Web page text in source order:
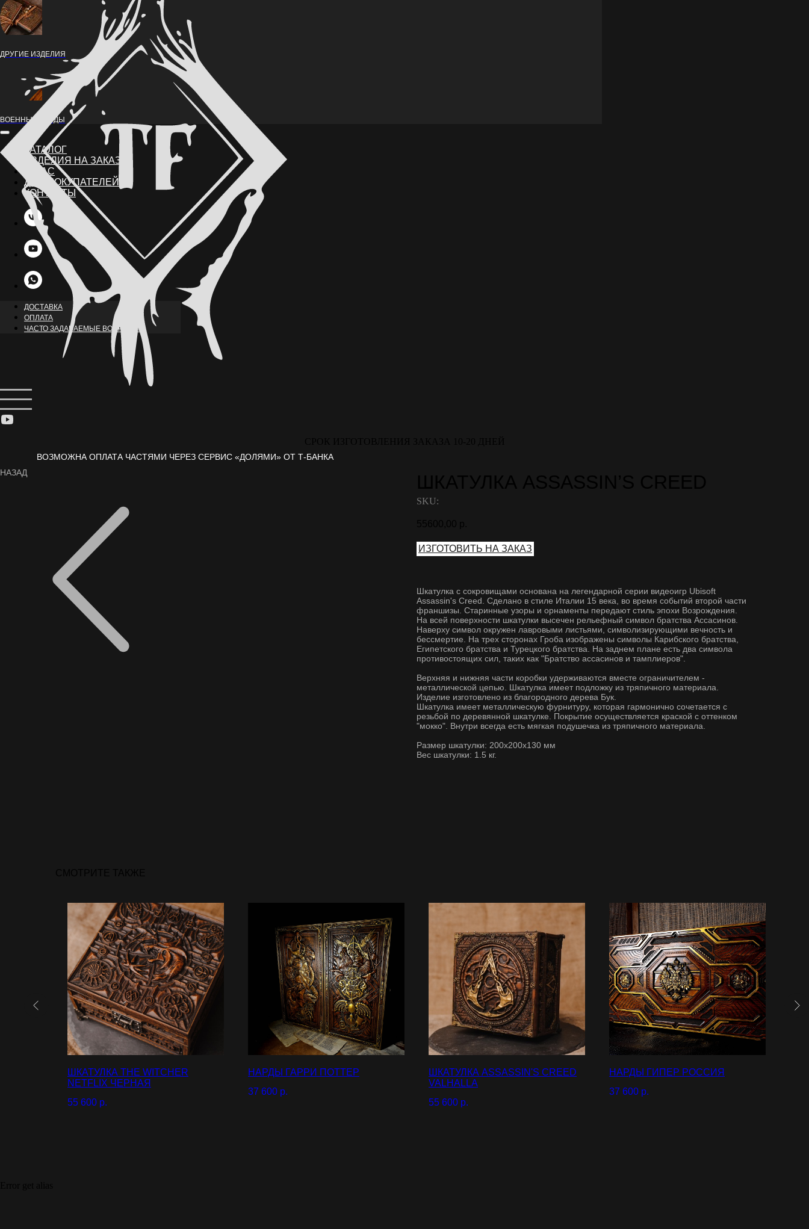
ВОЗМОЖНА ОПЛАТА ЧАСТЯМИ ЧЕРЕЗ СЕРВИС «ДОЛЯМИ» ОТ Т-БАНКА
ДРУГИЕ ИЗДЕЛИЯ
ВОЕННЫЕ НАРДЫ
КАТАЛОГ
ИЗДЕЛИЯ НА ЗАКАЗ
О НАС
ДЛЯ ПОКУПАТЕЛЕЙ
КОНТАКТЫ
ДОСТАВКА
ОПЛАТА
ЧАСТО ЗАДАВАЕМЫЕ ВОПРОСЫ
НАЗАД
SKU:
ИЗГОТОВИТЬ НА ЗАКАЗ
Шкатулка с сокровищами основана на легендарной серии видеоигр Ubisoft
Assassin's Creed. Сделано в стиле Италии 15 века, во время событий второй части
франшизы. Старинные узоры и орнаменты передают стиль эпохи Возрождения.
На всей поверхности шкатулки высечен рельефный символ братства Ассасинов.
Наверху символ окружен лавровыми листьями, символизирующими вечность и
бессмертие. На трех сторонах Гроба изображены символы Карибского братства,
Египетского братства и Турецкого братства. На заднем плане есть два символа
противостоящих сил, таких как "Братство ассасинов и тамплиеров".
Верхняя и нижняя части коробки удерживаются вместе ограничителем -
металлической цепью. Шкатулка имеет подложку из тряпичного материала.
Изделие изготовлено из благородного дерева Бук.
Шкатулка имеет металлическую фурнитуру, которая гармонично сочетается с
резьбой по деревянной шкатулке. Покрытие осуществляется краской с оттенком
"мокко". Внутри всегда есть мягкая подушечка из тряпичного материала.
Размер шкатулки: 200x200x130 мм
Вес шкатулки: 1.5 кг.
ШКАТУЛКА THE WITCHER
NETFLIX ЧЕРНАЯ
55 600 р.
НАРДЫ ГАРРИ ПОТТЕР
37 600 р.
ШКАТУЛКА ASSASSIN'S CREED
VALHALLA
55 600 р.
НАРДЫ ГИПЕР РОССИЯ
37 600 р.